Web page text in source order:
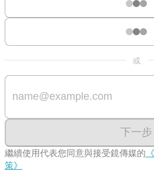
或
下一步
繼續使用代表您同意與接受鏡傳媒的
策》